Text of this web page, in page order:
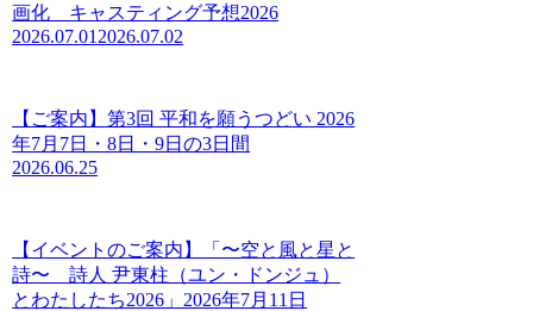
画化 キャスティング予想2026
2026.07.01 2026.07.02
【ご案内】第3回 平和を願うつどい 2026
年7月7日・8日・9日の3日間
2026.06.25
【イベントのご案内】「〜空と風と星と
詩〜 詩人 尹東柱（ユン・ドンジュ）
とわたしたち2026」2026年7月11日